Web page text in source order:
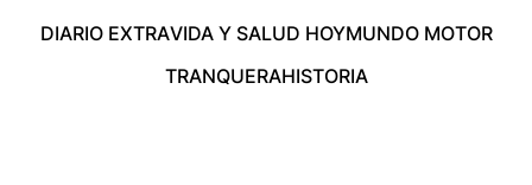
DIARIO EXTRAVIDA Y SALUD HOYMUNDO MOTOR
TRANQUERAHISTORIA